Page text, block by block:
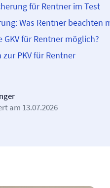
für Rentner im Test
Was Rentner beachten
für Rentner möglich?
PKV für Rentner
am 13.07.2026